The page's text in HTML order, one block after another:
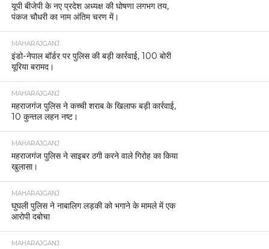
यूपी बीजेपी के नए प्रदेश अध्यक्ष की घोषणा लगभग तय,
पंकज चौधरी का नाम अंतिम चरण में।
MAHARAJGANJ
इंडो-नेपाल बॉर्डर पर पुलिस की बड़ी कार्रवाई, 100 बोरी
यूरिया बरामद।
MAHARAJGANJ
महराजगंज पुलिस ने कच्ची शराब के खिलाफ बड़ी कार्रवाई,
10 कुन्तल लहन नष्ट।
MAHARAJGANJ
महराजगंज पुलिस ने साइबर ठगी करने वाले गिरोह का किया
खुलासा।
MAHARAJGANJ
घुघली पुलिस ने नाबालिग लड़की को भगाने के मामले में एक
आरोपी दबोचा
MAHARAJGANJ